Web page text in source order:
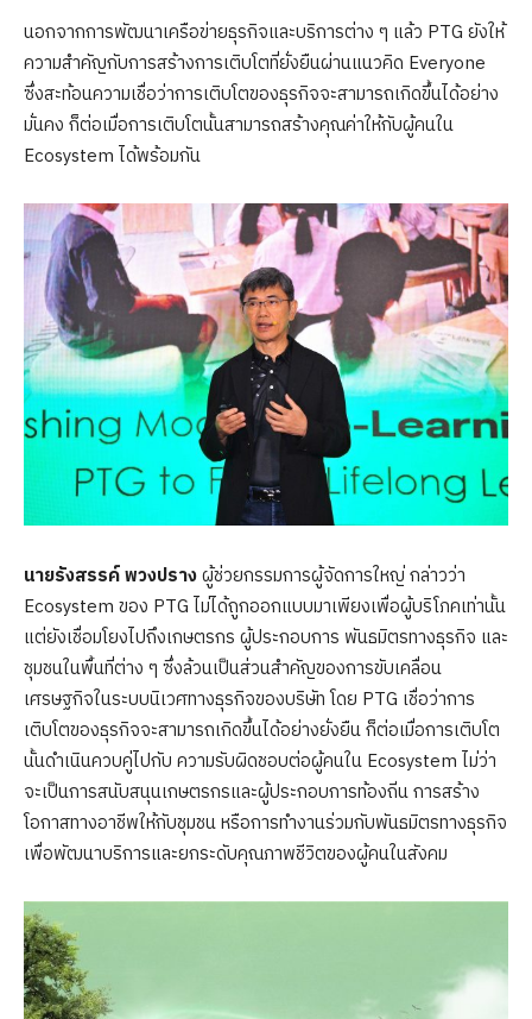
นอกจากการพัฒนาเครือข่ายธุรกิจและบริการต่าง ๆ แล้ว PTG ยังให้
ความสำคัญกับการสร้างการเติบโตที่ยั่งยืนผ่านแนวคิด Everyone
ซึ่งสะท้อนความเชื่อว่าการเติบโตของธุรกิจจะสามารถเกิดขึ้นได้อย่าง
มั่นคง ก็ต่อเมื่อการเติบโตนั้นสามารถสร้างคุณค่าให้กับผู้คนใน
Ecosystem ได้พร้อมกัน
นายรังสรรค์ พวงปรางผู้ช่วยกรรมการผู้จัดการใหญ่ กล่าวว่า
Ecosystem ของ PTG ไม่ได้ถูกออกแบบมาเพียงเพื่อผู้บริโภคเท่านั้น
แต่ยังเชื่อมโยงไปถึงเกษตรกร ผู้ประกอบการ พันธมิตรทางธุรกิจ และ
ชุมชนในพื้นที่ต่าง ๆ ซึ่งล้วนเป็นส่วนสำคัญของการขับเคลื่อน
เศรษฐกิจในระบบนิเวศทางธุรกิจของบริษัท โดย PTG เชื่อว่าการ
เติบโตของธุรกิจจะสามารถเกิดขึ้นได้อย่างยั่งยืน ก็ต่อเมื่อการเติบโต
นั้นดำเนินควบคู่ไปกับ ความรับผิดชอบต่อผู้คนใน Ecosystem ไม่ว่า
จะเป็นการสนับสนุนเกษตรกรและผู้ประกอบการท้องถิ่น การสร้าง
โอกาสทางอาชีพให้กับชุมชน หรือการทำงานร่วมกับพันธมิตรทางธุรกิจ
เพื่อพัฒนาบริการและยกระดับคุณภาพชีวิตของผู้คนในสังคม